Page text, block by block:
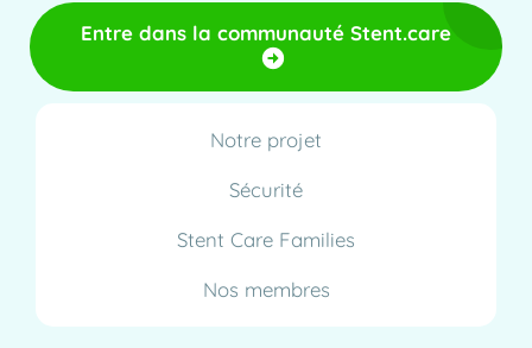
Entre dans la communauté Stent.care
Notre projet
Sécurité
Stent Care Families
Nos membres